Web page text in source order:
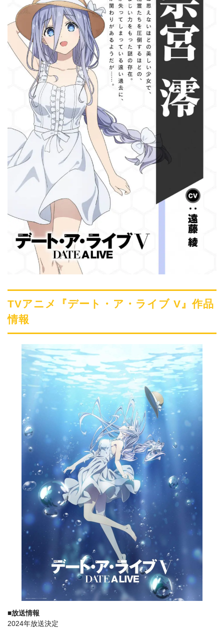
TVアニメ『デート・ア・ライブ V』作品
情報
■放送情報
2024年放送決定